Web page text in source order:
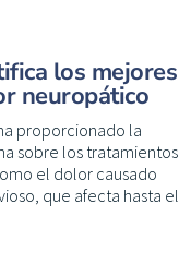
los mejores
neuropático
proporcionado la
sobre los tratamientos
el dolor causado
que afecta hasta el